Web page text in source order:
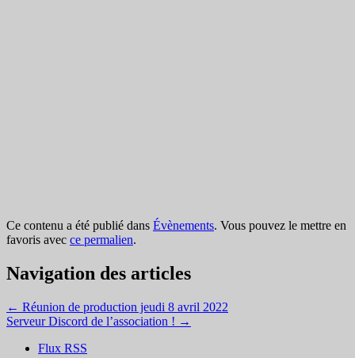
Ce contenu a été publié dans Évènements. Vous pouvez le mettre en
favoris avec ce permalien.
Navigation des articles
← Réunion de production jeudi 8 avril 2022
Serveur Discord de l’association ! →
Flux RSS